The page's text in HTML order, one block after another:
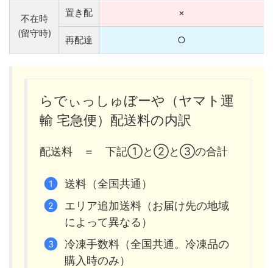
不在時
(留守時)
置き配 ×
再配達 ○
らでぃっしゅぼーや（ヤマト運
輸 宅急便）配送料の内訳
配送料 ＝ 下記①と②と③の合計
送料（全国共通）
エリア追加送料（お届け先の地域
によって異なる）
冷凍手数料（全国共通。冷凍品の
購入時のみ）